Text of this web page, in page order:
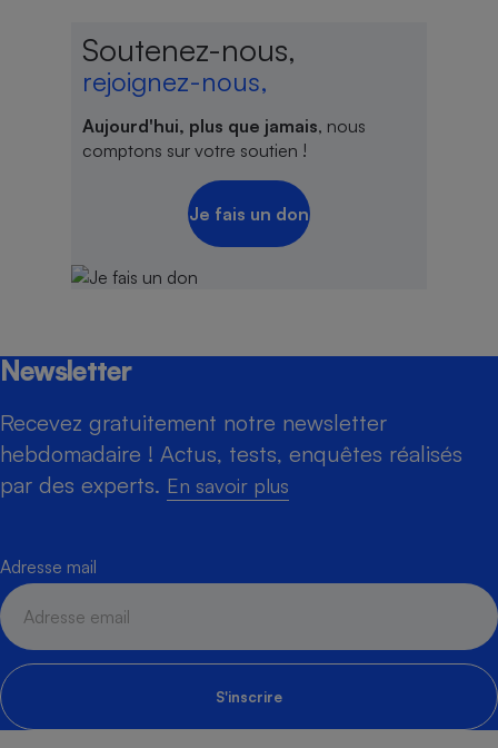
Soutenez-nous,
rejoignez-nous,
Aujourd'hui, plus que jamais, nous
comptons sur votre soutien !
Je fais un don
Newsletter
Recevez gratuitement notre newsletter
hebdomadaire ! Actus, tests, enquêtes réalisés
par des experts. En savoir plus
Adresse mail
S'inscrire